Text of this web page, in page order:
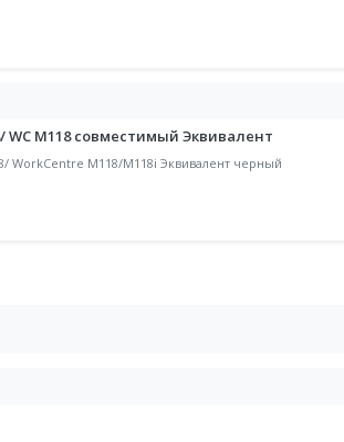
WC M118 совместимый Эквивалент
WorkCentre M118/M118i Эквивалент черный